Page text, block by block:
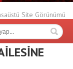
Site Görünümü